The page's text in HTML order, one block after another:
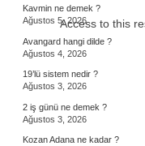
Kavmin ne demek ?
Ağustos 5, 2026
Avangard hangi dilde ?
Ağustos 4, 2026
19’lü sistem nedir ?
Ağustos 3, 2026
2 iş günü ne demek ?
Ağustos 3, 2026
Kozan Adana ne kadar ?
Access to this